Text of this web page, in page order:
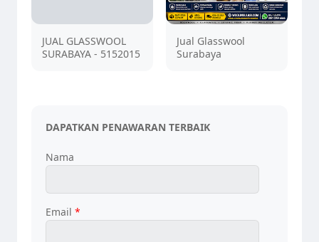
JUAL GLASSWOOL
SURABAYA - 5152015
Jual Glasswool
Surabaya
DAPATKAN PENAWARAN TERBAIK
Nama
Email *